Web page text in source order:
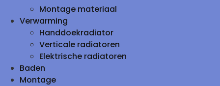
Montage materiaal
Verwarming
Handdoekradiator
Verticale radiatoren
Elektrische radiatoren
Baden
Montage